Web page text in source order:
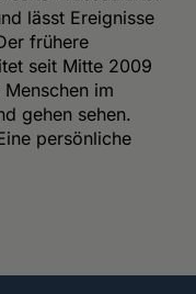
lässt Ereignisse
frühere
seit Mitte 2009
im
gehen sehen.
persönliche